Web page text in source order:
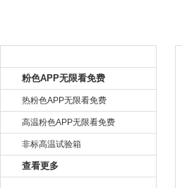
粉色APP无限看免费
热粉色APP无限看免费
高温粉色APP无限看免费
非标高温试验箱
查看更多